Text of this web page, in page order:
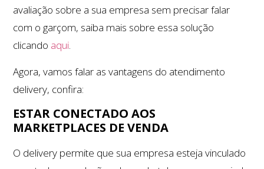
avaliação sobre a sua empresa sem precisar falar
com o garçom, saiba mais sobre essa solução
clicando aqui.
Agora, vamos falar as vantagens do atendimento
delivery, confira:
ESTAR CONECTADO AOS
MARKETPLACES DE VENDA
O delivery permite que sua empresa esteja vinculado